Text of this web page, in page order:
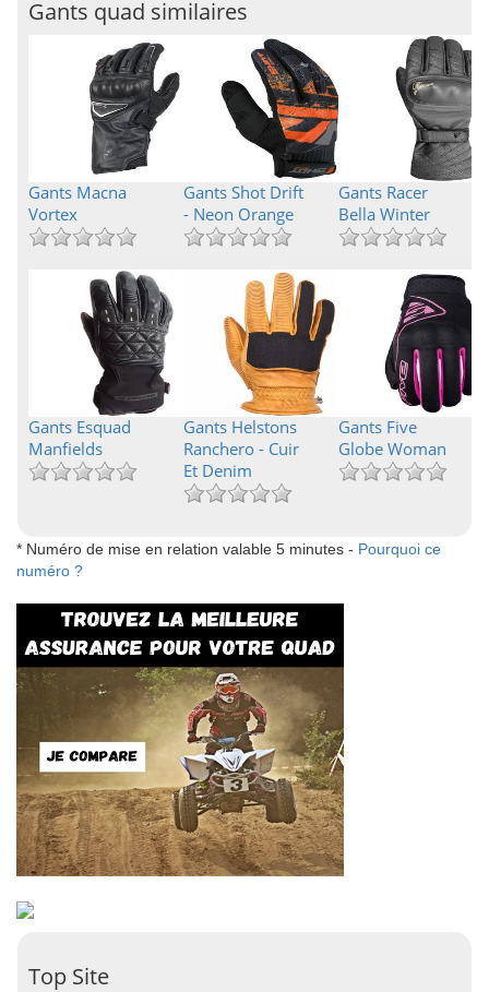
Gants quad similaires
Gants Macna
Vortex
Gants Shot Drift
- Neon Orange
Gants Racer
Bella Winter
Gants Esquad
Manfields
Gants Helstons
Ranchero - Cuir
Et Denim
Gants Five
Globe Woman
* Numéro de mise en relation valable 5 minutes - Pourquoi ce
numéro ?
Top Site